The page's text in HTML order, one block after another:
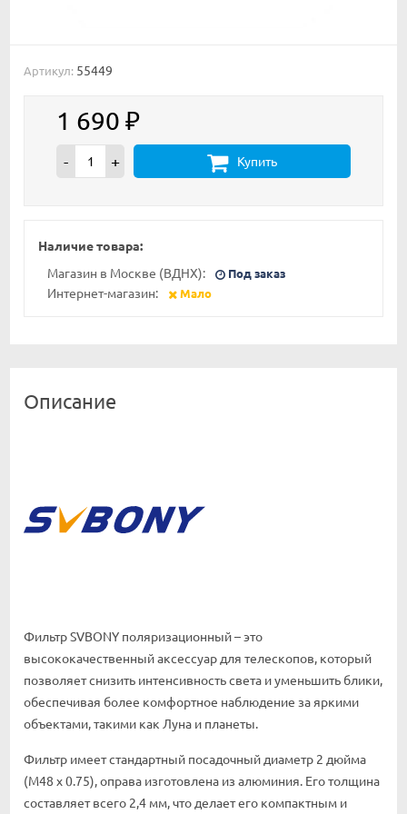
Артикул: 55449
1 690 ₽
- + Купить
Наличие товара:
Магазин в Москве (ВДНХ):
Под заказ
Интернет-магазин: Мало
Описание
Фильтр SVBONY поляризационный – это
высококачественный аксессуар для телескопов, который
позволяет снизить интенсивность света и уменьшить блики,
обеспечивая более комфортное наблюдение за яркими
объектами, такими как Луна и планеты.
Фильтр имеет стандартный посадочный диаметр 2 дюйма
(M48 x 0.75), оправа изготовлена из алюминия. Его толщина
составляет всего 2,4 мм, что делает его компактным и